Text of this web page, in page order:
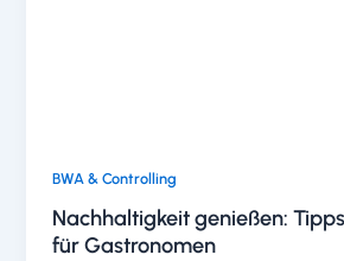
BWA & Controlling
Nachhaltigkeit genießen:
für Gastronomen